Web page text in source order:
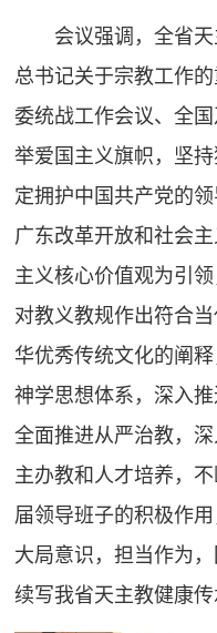
会议强调，全省
总书记关于宗教工作
委统战工作会议、全
举爱国主义旗帜，坚
定拥护中国共产党的
广东改革开放和社会
主义核心价值观为引领
对教义教规作出符合
华优秀传统文化的阐
神学思想体系，深入
全面推进从严治教，
主办教和人才培养，
届领导班子的积极作
大局意识，担当作为
续写我省天主教健康传